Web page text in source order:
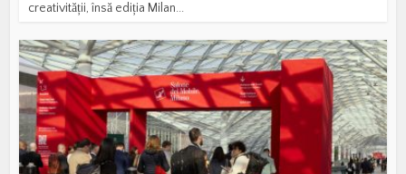
creativității, însă ediția Milan...